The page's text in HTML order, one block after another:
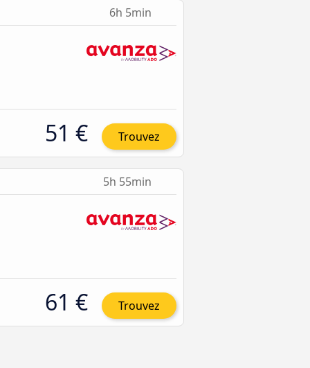
6h 5min
51 € Trouvez
5h 55min
61 € Trouvez